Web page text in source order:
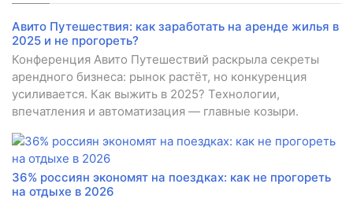
Авито Путешествия: как заработать на аренде жилья в
2025 и не прогореть?
Конференция Авито Путешествий раскрыла секреты
арендного бизнеса: рынок растёт, но конкуренция
усиливается. Как выжить в 2025? Технологии,
впечатления и автоматизация — главные козыри.
36% россиян экономят на поездках: как не прогореть
на отдыхе в 2026